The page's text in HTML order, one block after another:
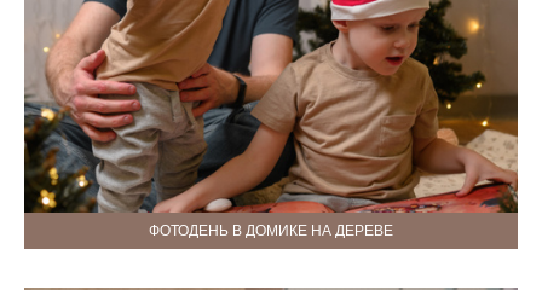
ФОТОДЕНЬ В ДОМИКЕ НА ДЕРЕВЕ